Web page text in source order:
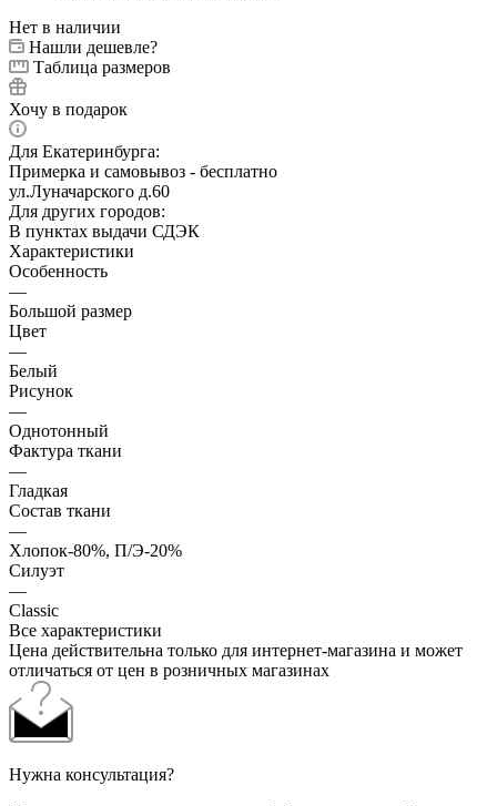
Нет в наличии
Нашли дешевле?
Таблица размеров
Хочу в подарок
Для Екатеринбурга:
Примерка и самовывоз - бесплатно
ул.Луначарского д.60
Для других городов:
В пунктах выдачи СДЭК
Характеристики
Особенность
—
Большой размер
Цвет
—
Белый
Рисунок
—
Однотонный
Фактура ткани
—
Гладкая
Состав ткани
—
Хлопок-80%, П/Э-20%
Силуэт
—
Classic
Все характеристики
Цена действительна только для интернет-магазина и может
отличаться от цен в розничных магазинах
Нужна консультация?